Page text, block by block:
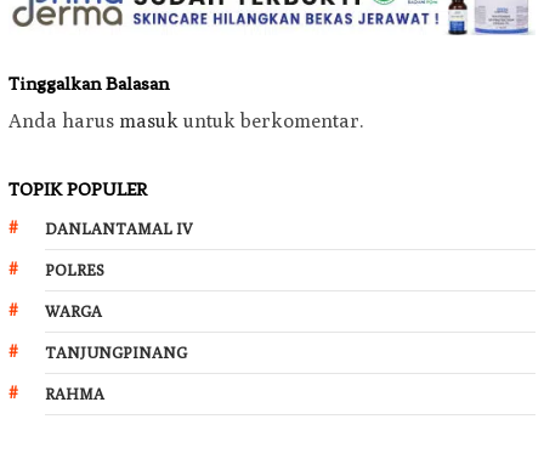
Tinggalkan Balasan
Anda harus masuk untuk berkomentar.
TOPIK POPULER
DANLANTAMAL IV
POLRES
WARGA
TANJUNGPINANG
RAHMA